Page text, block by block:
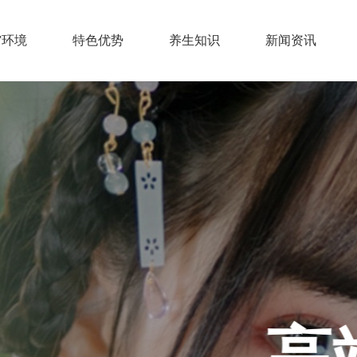
境 特色优势 养生知识 新闻资讯